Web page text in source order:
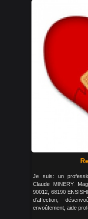
Je suis: un
Claude MINERY,
90012, 68190
d'affection,
envoûtement, aide